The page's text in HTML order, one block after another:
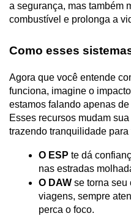
a segurança, mas também
combustível e prolonga a
Como esses
Agora que você entende
funciona, imagine o
estamos falando apenas
Esses recursos mudam
trazendo tranquilidade
O ESP te dá
nas estradas
O DAW se torna seu
viagens, sempre
perca o foco.